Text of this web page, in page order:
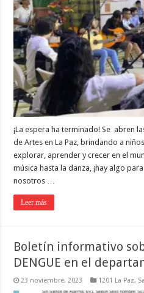
¡La espera ha terminado! Se abren
de Artes en La Paz, brindando a
explorar, aprender y crecer en el
música hasta la danza, ¡hay algo
nosotros …
Leer más
Boletín informativo
DENGUE en el
23 noviembre, 2023 1201 La Paz,